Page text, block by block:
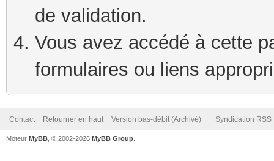
de validation.
Vous avez accédé à cette
formulaires ou liens
Contact Retourner en haut Version bas-débit (Archivé) Syndication RSS
Moteur MyBB , © 2002-2026 MyBB Group